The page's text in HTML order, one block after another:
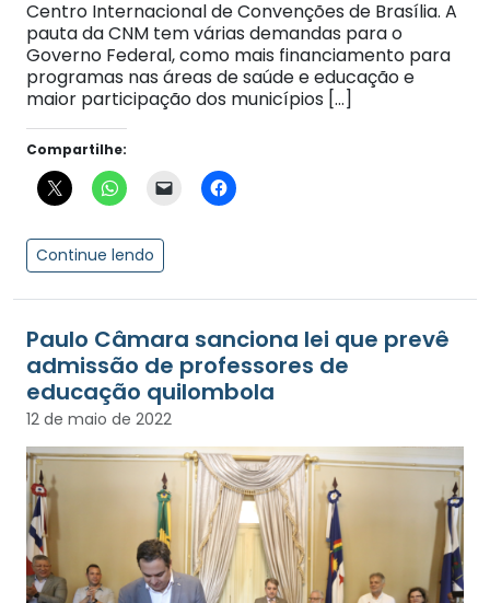
Centro Internacional de Convenções de Brasília. A
pauta da CNM tem várias demandas para o
Governo Federal, como mais financiamento para
programas nas áreas de saúde e educação e
maior participação dos municípios […]
Compartilhe:
Continue lendo
Paulo Câmara sanciona lei que prevê
admissão de professores de
educação quilombola
12 de maio de 2022